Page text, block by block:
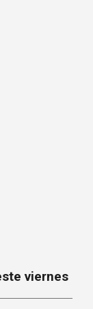
viernes